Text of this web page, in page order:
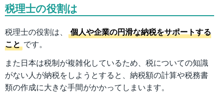
税理士の役割は
税理士の役割は、
個人や企業の円滑な納税をサポートする
こと です。
また日本は税制が複雑化しているため、税についての知識
がない人が納税をしようとすると、納税額の計算や税務書
類の作成に大きな手間がかかってしまいます。